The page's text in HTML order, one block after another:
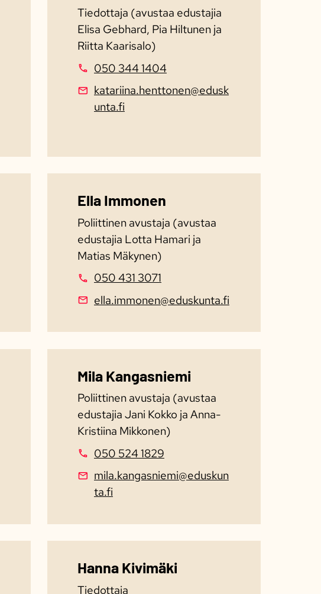
Tiedottaja (avustaa edustajia
Elisa Gebhard, Pia Hiltunen ja
Riitta Kaarisalo)
050 344 1404
katariina.henttonen@edusk
unta.fi
Ella Immonen
Poliittinen avustaja (avustaa
edustajia Lotta Hamari ja
Matias Mäkynen)
050 431 3071
ella.immonen@eduskunta.fi
Mila Kangasniemi
Poliittinen avustaja (avustaa
edustajia Jani Kokko ja Anna-
Kristiina Mikkonen)
050 524 1829
mila.kangasniemi@eduskun
ta.fi
Hanna Kivimäki
Tiedottaja